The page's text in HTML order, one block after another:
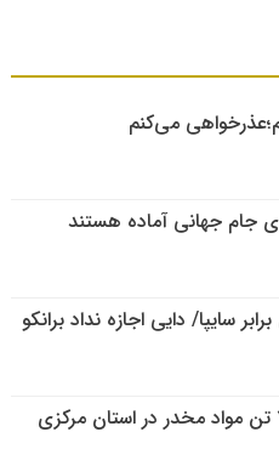
می‌کنم
جام جهانی آماده هستند
سایپا/ دایی اجازه نداد برانکو
کشف و توقیف ۷.۵ تن مواد مخدر در استان مرکزی